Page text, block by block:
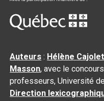
Auteurs : Hélène
Masson, avec le
professeurs, Université
Direction